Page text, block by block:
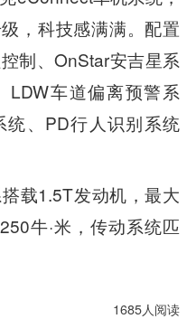
，科技感满满。配置
制、OnStar安吉星系
LDW车道偏离预警系
统、PD行人识别系统
载1.5T发动机，最大
牛·米，传动系统匹
1685人阅读